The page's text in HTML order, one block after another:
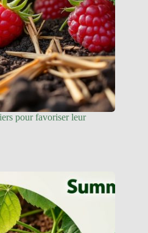
pour favoriser leur